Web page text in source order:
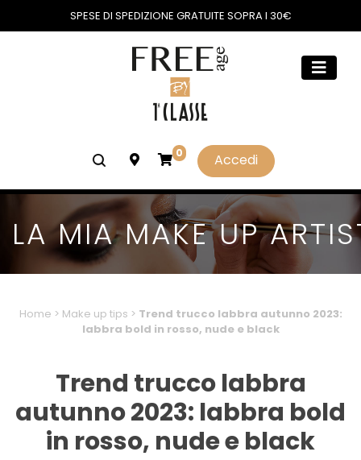
SPESE DI SPEDIZIONE GRATUITE SOPRA I 30€
0 Accedi
LA MIA MAKE UP
Home > Make up tips > Trend trucco labbra autunno 2023:
labbra bold in rosso, nude e black
Trend trucco labbra
autunno 2023: labbra bold
in rosso, nude e black